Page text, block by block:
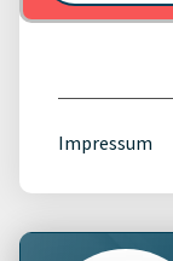
Impressum